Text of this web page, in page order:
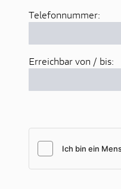
Telefonnummer:
Erreichbar von / bis: